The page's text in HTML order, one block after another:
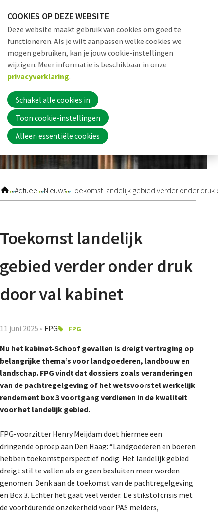
links
over
Jump
to
navigation
to
main
content
Actueel Nieuws Toekomst landelijk gebied verder onder druk
Toekomst landelijk
gebied verder onder druk
door val kabinet
11 juni 2025 FPG FPG
Nu het kabinet-Schoof gevallen is dreigt vertraging op
belangrijke thema’s voor landgoederen, landbouw en
landschap. FPG vindt dat dossiers zoals veranderingen
van de pachtregelgeving of het wetsvoorstel werkelijk
rendement box 3 voortgang verdienen in de kwaliteit
voor het landelijk gebied.
FPG-voorzitter Henry Meijdam doet hiermee een
dringende oproep aan Den Haag: “Landgoederen en boeren
hebben toekomstperspectief nodig. Het landelijk gebied
dreigt stil te vallen als er geen besluiten meer worden
genomen. Denk aan de toekomst van de pachtregelgeving
en Box 3. Echter het gaat veel verder. De stikstofcrisis met
de voortdurende onzekerheid voor PAS melders,
Word nu lid
Nieuwsbrief
Provincies
De Landeigenaar
Contact
COOKIES OP DEZE WEBSITE
Deze website maakt gebruik van cookies om goed te
functioneren. Als je wilt aanpassen welke cookies we
mogen gebruiken, kan je jouw cookie-instellingen
wijzigen. Meer informatie is beschikbaar in onze
privacyverklaring.
Schakel alle cookies in
Toon cookie-instellingen
Alleen essentiële cookies